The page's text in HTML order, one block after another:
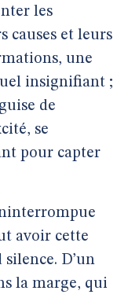
les
causes et leurs
une
insignifiant ;
de
se
pour capter
avoir cette
D’un
la marge, qui